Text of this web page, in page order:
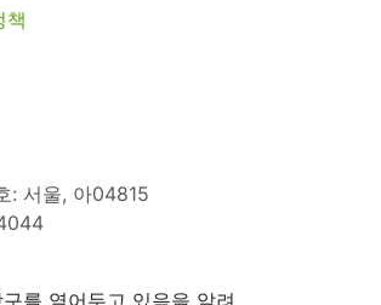
책
: 서울, 아04815
를 열어두고 있음을 알려